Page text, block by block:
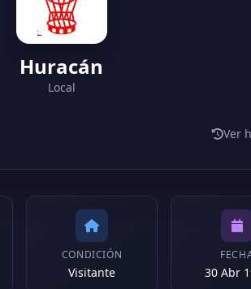
Huracán
Local
Ver
CONDICIÓN
Visitante 30 Abr